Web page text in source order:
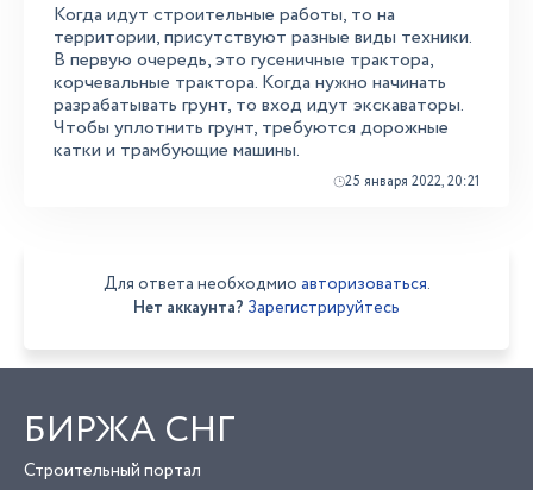
Когда идут строительные работы, то на
территории, присутствуют разные виды техники.
В первую очередь, это гусеничные трактора,
корчевальные трактора. Когда нужно начинать
разрабатывать грунт, то вход идут экскаваторы.
Чтобы уплотнить грунт, требуются дорожные
катки и трамбующие машины.
25 января 2022, 20:21
Для ответа необходмио авторизоваться.
Нет аккаунта? Зарегистрируйтесь
БИРЖА СНГ
Строительный портал